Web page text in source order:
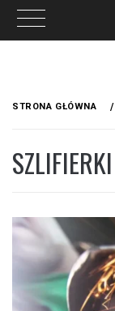
STRONA GŁÓWNA